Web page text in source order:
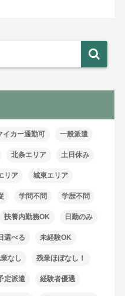
イカー通勤可 一般派遣
北条エリア 土日休み
リア 城東エリア
学問不問 学歴不問
扶養内勤務OK 日勤のみ
選べる 未経験OK
なし 残業ほぼなし！
定派遣 経験者優遇